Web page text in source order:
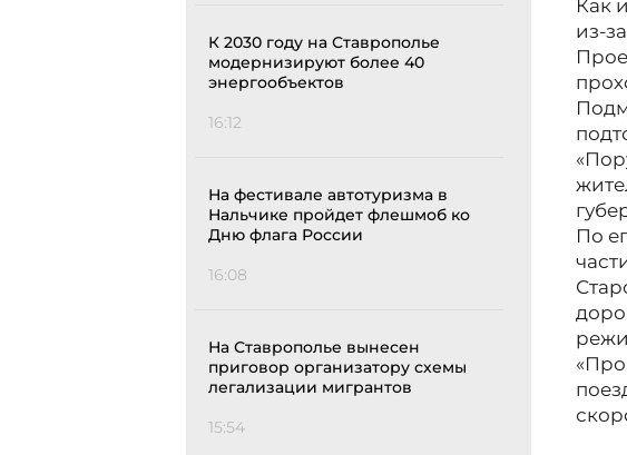
К 2030 году на Ставрополье
модернизируют более 40
энергообъектов
16:12
На фестивале автотуризма в
Нальчике пройдет флешмоб ко
Дню флага России
16:08
На Ставрополье вынесен
приговор организатору схемы
легализации мигрантов
15:54
Как
из-
По